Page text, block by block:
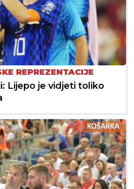
REPREZENTACIJE
Lijepo je vidjeti toliko
KOŠARKA